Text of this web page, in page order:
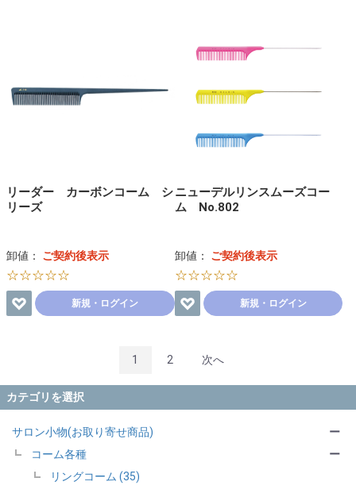
カテゴリを選択
サロン小物(お取り寄せ商品)
コーム各種
リングコーム (35)
ー
ー
リーダー カーボンコーム シ
リーズ
卸値： ご契約後表示
☆☆☆☆☆
新規・ログイン
ニューデルリンスムーズコー
ム No.802
卸値： ご契約後表示
☆☆☆☆☆
新規・ログイン
1 2 次へ